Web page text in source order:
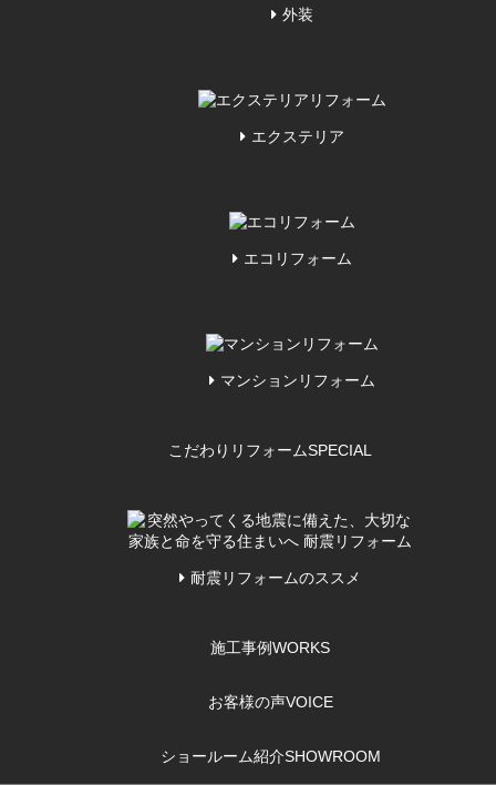
外装
エクステリア
エコリフォーム
マンションリフォーム
こだわりリフォームSPECIAL
耐震リフォームのススメ
施工事例WORKS
お客様の声VOICE
ショールーム紹介SHOWROOM